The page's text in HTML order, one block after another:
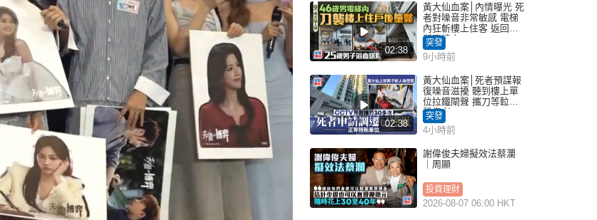
02:38
黃大仙血案│內情曝光 死
者對噪音非常敏感 電梯
內狂斬樓上住客 返回住
所墮樓亡
突發
9小時前
02:38
黃大仙血案│死者預謀報
復噪音滋擾 聽到樓上單
位拉鐵閘聲 攜刀等𨋢伏
擊傷者
突發
4小時前
謝偉俊夫婦擬效法蔡瀾
｜周顯
投資理財
2026-08-07 06:00 HKT